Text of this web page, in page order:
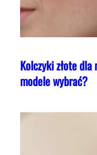
Kolczyki złote
modele wybrać?